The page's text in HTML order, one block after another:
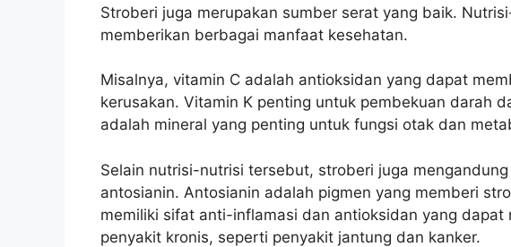
Stroberi juga merupakan sumber serat yang baik.
memberikan berbagai manfaat kesehatan.
Misalnya, vitamin C adalah antioksidan yang dapat
kerusakan. Vitamin K penting untuk pembekuan darah
adalah mineral yang penting untuk fungsi otak dan
Selain nutrisi-nutrisi tersebut, stroberi juga
antosianin. Antosianin adalah pigmen yang memberi
memiliki sifat anti-inflamasi dan antioksidan yang
penyakit kronis, seperti penyakit jantung dan kanker.